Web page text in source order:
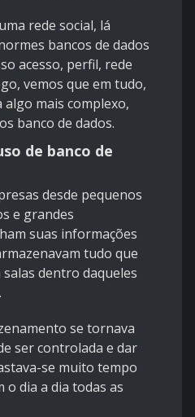
rede social, lá
bancos de dados
acesso, perfil, rede
vemos que em tudo,
algo mais complexo,
banco de dados.
de banco de
desde pequenos
e grandes
suas informações
tudo que
dentro daqueles
se tornava
ser controlada e dar
se muito tempo
o dia a dia todas as